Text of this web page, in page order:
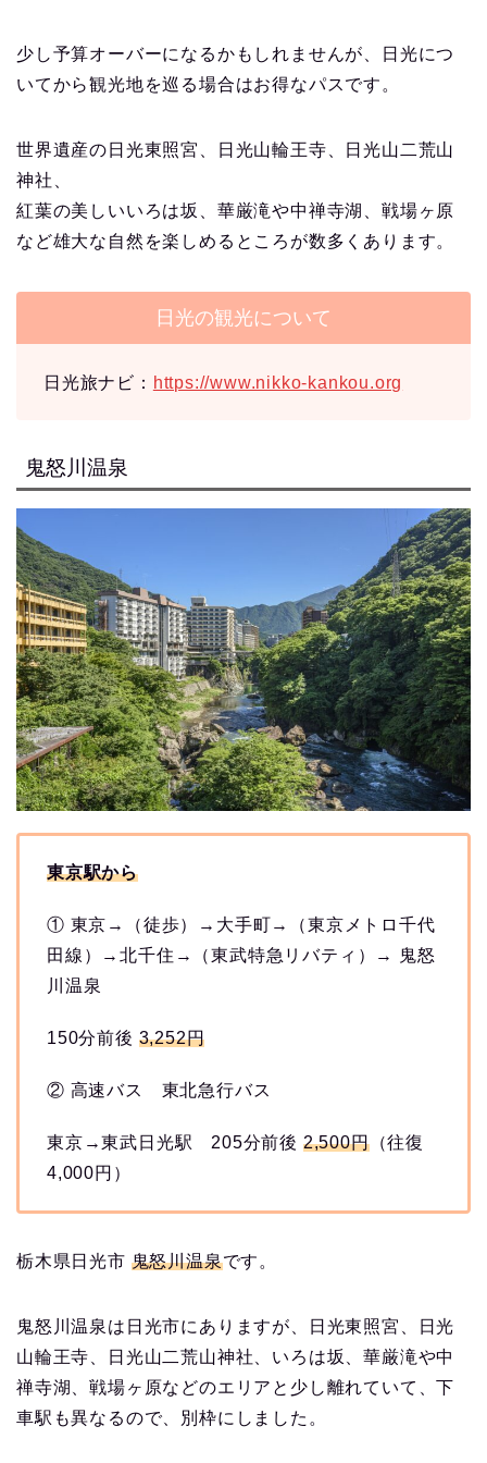
少し予算オーバーになるかもしれませんが、日光につ
いてから観光地を巡る場合はお得なパスです。
世界遺産の日光東照宮、日光山輪王寺、日光山二荒山
神社、
紅葉の美しいいろは坂、華厳滝や中禅寺湖、戦場ヶ原
など雄大な自然を楽しめるところが数多くあります。
日光の観光について
日光旅ナビ： https://www.nikko-kankou.org
鬼怒川温泉
東京駅から
① 東京→（徒歩）→大手町→（東京メトロ千代
田線）→北千住→（東武特急リバティ）→ 鬼怒
川温泉
150分前後 3,252円
② 高速バス 東北急行バス
東京→東武日光駅 205分前後 2,500円（往復
4,000円）
栃木県日光市 鬼怒川温泉です。
鬼怒川温泉は日光市にありますが、日光東照宮、日光
山輪王寺、日光山二荒山神社、いろは坂、華厳滝や中
禅寺湖、戦場ヶ原などのエリアと少し離れていて、下
車駅も異なるので、別枠にしました。